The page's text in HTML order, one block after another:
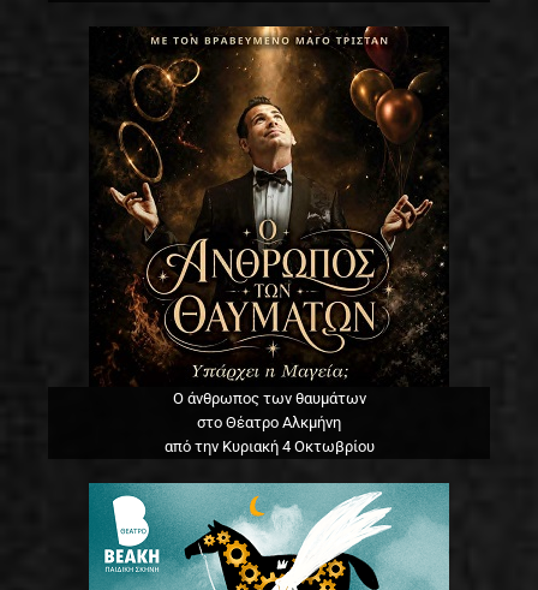
Ο άνθρωπος των θαυμάτων
στο Θέατρο Αλκμήνη
από την Κυριακή 4 Οκτωβρίου